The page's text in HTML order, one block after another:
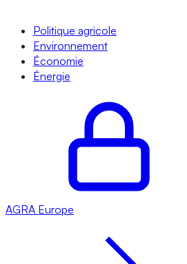
Politique agricole
Environnement
Économie
Énergie
AGRA Europe